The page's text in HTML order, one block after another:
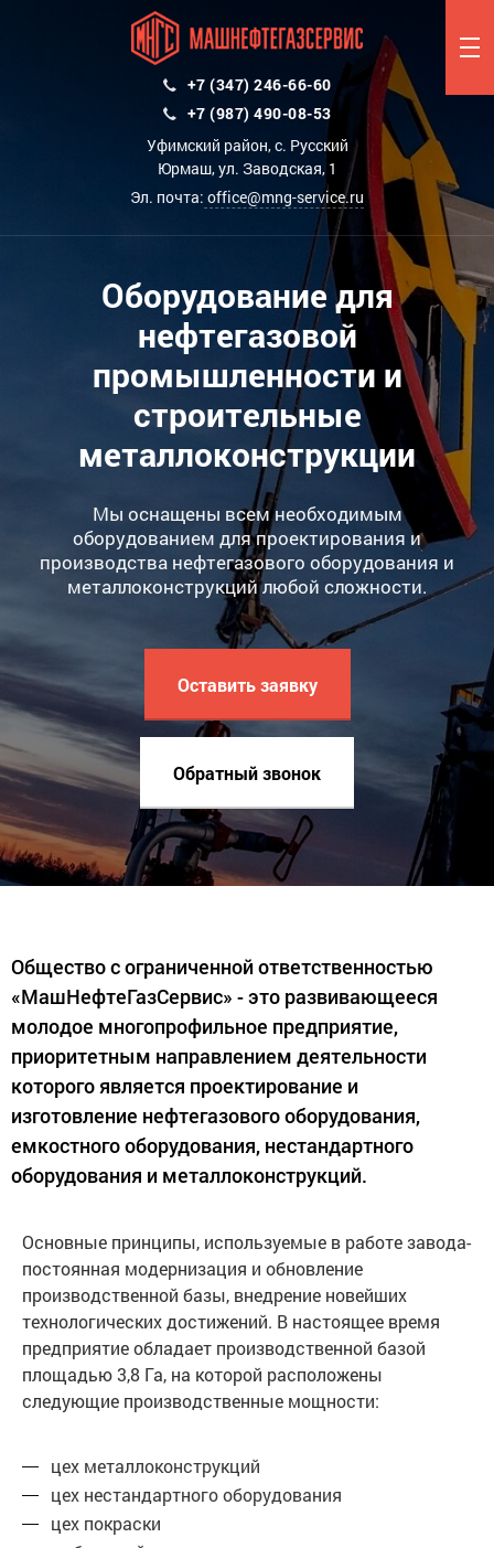
+7 (347) 246-66-60
+7 (987) 490-08-53
Уфимский район, с. Русский
Юрмаш, ул. Заводская, 1
Эл. почта: office@mng-service.ru
Оборудование для
нефтегазовой
промышленности и
строительные
металлоконструкции
Мы оснащены всем необходимым
оборудованием для проектирования и
производства нефтегазового оборудования и
металлоконструкций любой сложности.
Оставить заявку
Обратный звонок
Общество с ограниченной ответственностью
«МашНефтеГазСервис» - это развивающееся
молодое многопрофильное предприятие,
приоритетным направлением деятельности
которого является проектирование и
изготовление нефтегазового оборудования,
емкостного оборудования, нестандартного
оборудования и металлоконструкций.
Основные принципы, используемые в работе завода-
постоянная модернизация и обновление
производственной базы, внедрение новейших
технологических достижений. В настоящее время
предприятие обладает производственной базой
площадью 3,8 Га, на которой расположены
следующие производственные мощности:
цех металлоконструкций
цех нестандартного оборудования
цех покраски